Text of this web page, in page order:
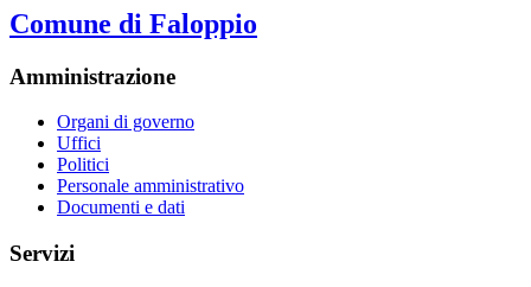
Comune di Faloppio
Amministrazione
Organi di governo
Uffici
Politici
Personale amministrativo
Documenti e dati
Servizi